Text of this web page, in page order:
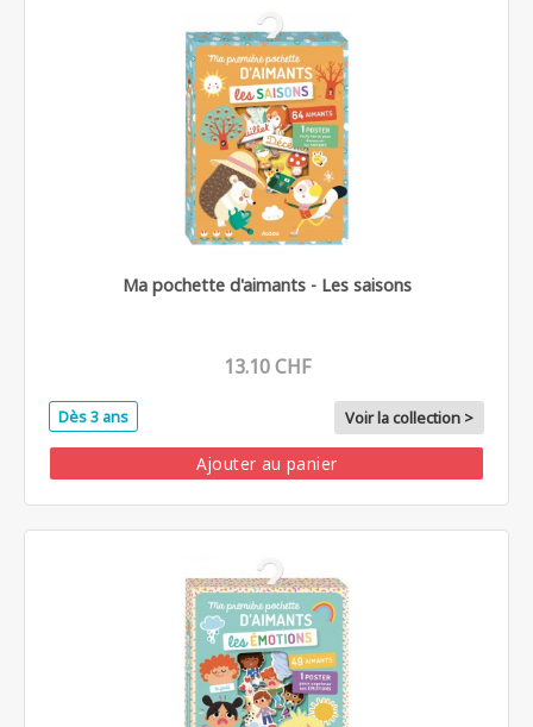
Ma pochette d'aimants - Les saisons
13.10 CHF
Dès 3 ans Voir la collection >
Ajouter au panier